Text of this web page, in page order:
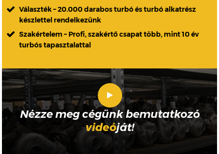
Választék – 20.000 darabos turbó és turbó alkatrész
készlettel rendelkezünk
Szakértelem – Profi, szakértő csapat több, mint 10 év
turbós tapasztalattal
Nézze meg cégünk bemutatkozó
videóját!